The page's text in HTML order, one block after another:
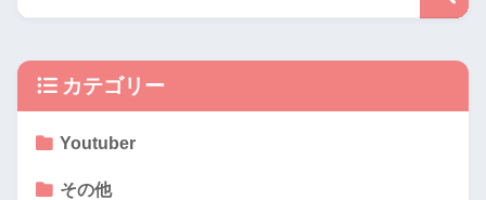
カテゴリー
Youtuber
その他